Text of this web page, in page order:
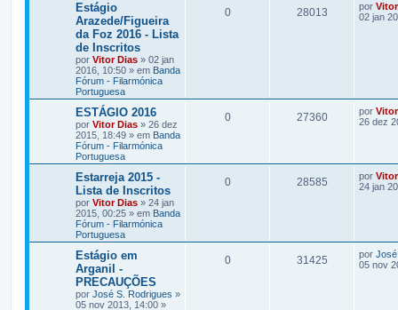
Estágio
Arazede/Figueira
da Foz 2016 - Lista
de Inscritos
por Vitor Dias » 02 jan
2016, 10:50 » em Banda
Fórum - Filarmónica
Portuguesa
0 28013 por
02 jan
ESTÁGIO 2016
por Vitor Dias » 26 dez
2015, 18:49 » em Banda
Fórum - Filarmónica
Portuguesa
0 27360 por
26 dez
Estarreja 2015 -
Lista de Inscritos
por Vitor Dias » 24 jan
2015, 00:25 » em Banda
Fórum - Filarmónica
Portuguesa
0 28585 por
24 jan
Estágio em
Arganil -
PRECAUÇÕES
por José S. Rodrigues »
05 nov 2013, 14:00 »
0 31425 por
05 nov